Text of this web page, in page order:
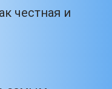
честная и